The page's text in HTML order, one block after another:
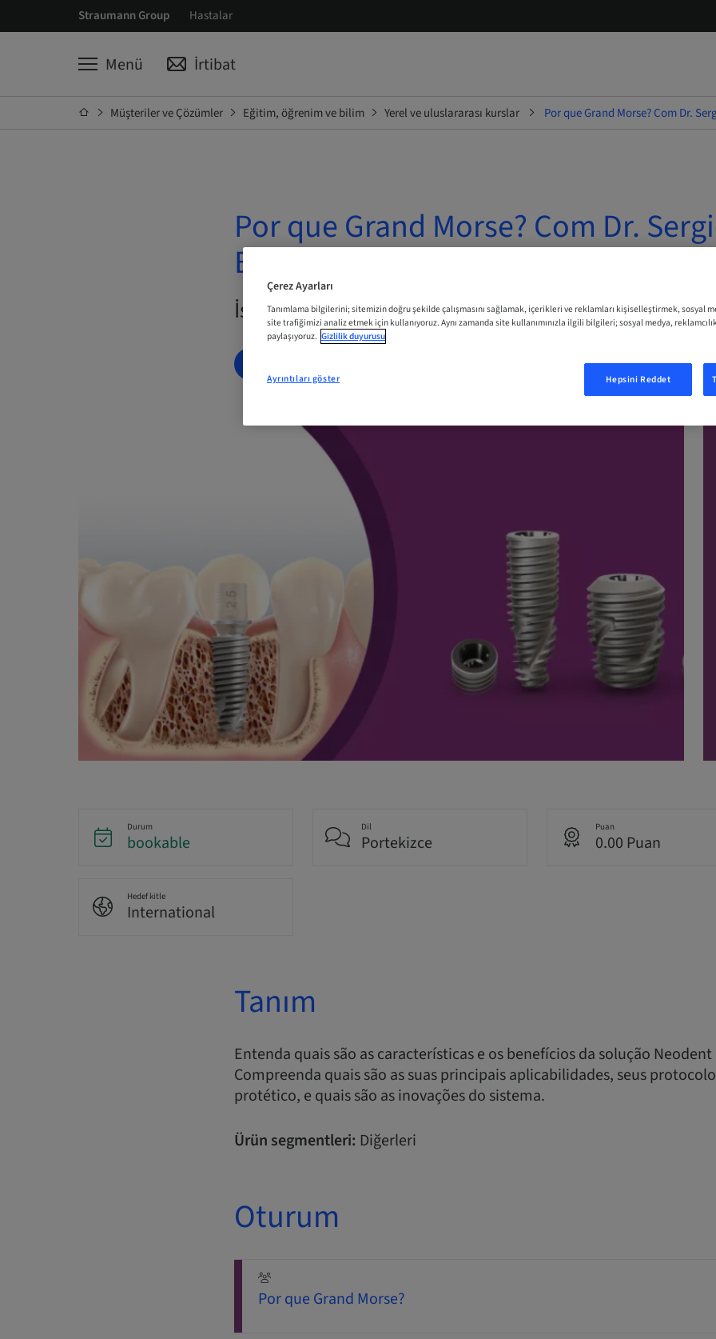
Straumann Group Hastalar
Menü İrtibat
Müşteriler ve Çözümler Eğitim, öğrenim ve bilim Yerel ve uluslararası kurslar Por que Grand Morse? Com Dr.
Por que Grand Morse? Com Dr.
Bernardes
İstek Üzerine | Online
Durum
bookable
Dil
Portekizce
Puan
0.00 Puan
Hedef kitle
International
Tanım
Entenda quais são as características e os benefícios da solução Neodent
Compreenda quais são as suas principais aplicabilidades, seus
protético, e quais são as inovações do sistema.
Ürün segmentleri: Diğerleri
Oturum
Por que Grand Morse?
Çerez Ayarları
Tanımlama bilgilerini; sitemizin doğru şekilde çalışmasını sağlamak, içerikleri ve reklamları kişiselleştirmek, sosyal
site trafiğimizi analiz etmek için kullanıyoruz. Aynı zamanda site kullanımınızla ilgili bilgileri; sosyal medya,
paylaşıyoruz. Gizlilik duyurusu
Hepsini Reddet
Ayrıntıları göster